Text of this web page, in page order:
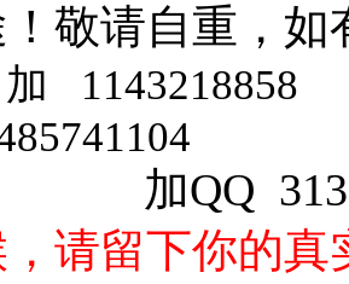
！敬请自重，
1143218858
QQ
请留下你的真